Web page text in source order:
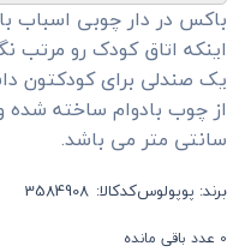
باکس در دار چوبی اسباب
اینکه اتاق کودک رو مرتب
یک صندلی برای کودکتون
سانتی متر می باشد.
برند: پوپولوسکدکالا:
0 عدد باقی مانده